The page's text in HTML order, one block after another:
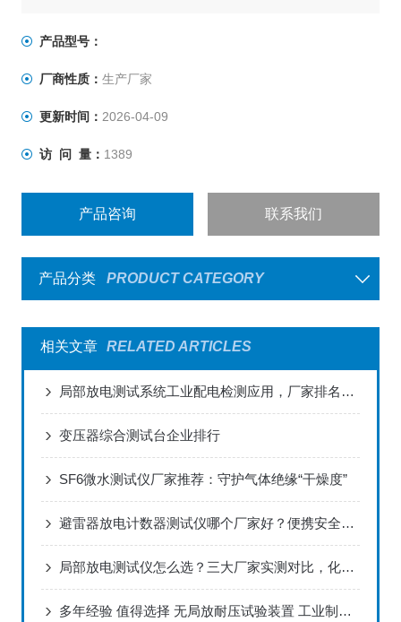
通过PC机进行读取，操作简便快捷注：关于产品购买、技
产品型号：
厂商性质： 生产厂家
更新时间： 2026-04-09
访 问 量： 1389
产品咨询 联系我们
产品分类 PRODUCT CATEGORY
相关文章 RELATED ARTICLES
局部放电测试系统工业配电检测应用，厂家排名选型依据
变压器综合测试台企业排行
SF6微水测试仪厂家推荐：守护气体绝缘“干燥度”
避雷器放电计数器测试仪哪个厂家好？便携安全性与操作简便性
局部放电测试仪怎么选？三大厂家实测对比，化工设备缺陷排查适配
多年经验 值得选择 无局放耐压试验装置 工业制造 匠心打造